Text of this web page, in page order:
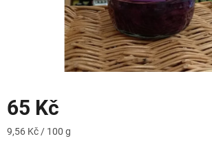
65 Kč
Měrná
9,56 Kč / 100 g